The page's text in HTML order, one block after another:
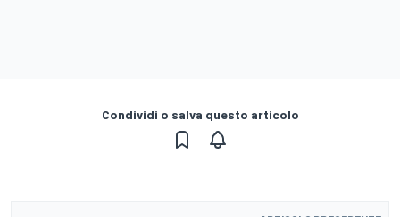
Condividi o salva questo articolo